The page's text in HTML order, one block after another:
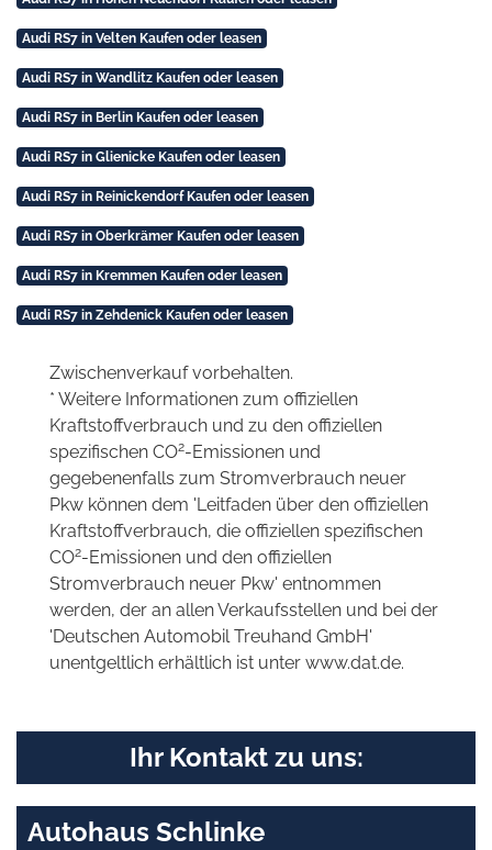
Audi RS7 in Velten Kaufen oder leasen
Audi RS7 in Wandlitz Kaufen oder leasen
Audi RS7 in Berlin Kaufen oder leasen
Audi RS7 in Glienicke Kaufen oder leasen
Audi RS7 in Reinickendorf Kaufen oder leasen
Audi RS7 in Oberkrämer Kaufen oder leasen
Audi RS7 in Kremmen Kaufen oder leasen
Audi RS7 in Zehdenick Kaufen oder leasen
Zwischenverkauf vorbehalten.
* Weitere Informationen zum offiziellen
Kraftstoffverbrauch und zu den offiziellen
spezifischen CO2-Emissionen und
gegebenenfalls zum Stromverbrauch neuer
Pkw können dem 'Leitfaden über den offiziellen
Kraftstoffverbrauch, die offiziellen spezifischen
CO2-Emissionen und den offiziellen
Stromverbrauch neuer Pkw' entnommen
werden, der an allen Verkaufsstellen und bei der
'Deutschen Automobil Treuhand GmbH'
unentgeltlich erhältlich ist unter www.dat.de.
Ihr Kontakt zu uns:
Autohaus Schlinke